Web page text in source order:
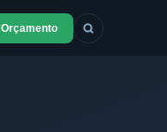
Orçamento